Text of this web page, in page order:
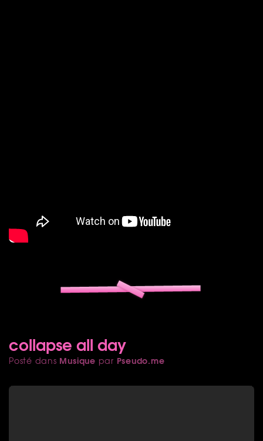
collapse all day
Posté dans Musique par Pseudo.me